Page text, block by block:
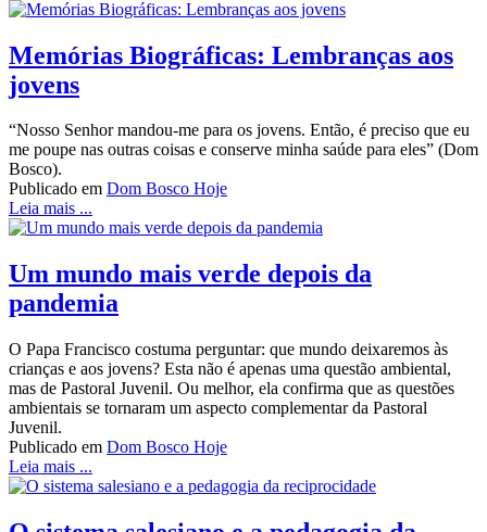
Memórias Biográficas: Lembranças aos
jovens
“Nosso Senhor mandou-me para os jovens. Então, é preciso que eu
me poupe nas outras coisas e conserve minha saúde para eles” (Dom
Bosco).
Publicado em Dom Bosco Hoje
Leia mais ...
Um mundo mais verde depois da
pandemia
O Papa Francisco costuma perguntar: que mundo deixaremos às
crianças e aos jovens? Esta não é apenas uma questão ambiental,
mas de Pastoral Juvenil. Ou melhor, ela confirma que as questões
ambientais se tornaram um aspecto complementar da Pastoral
Juvenil.
Publicado em Dom Bosco Hoje
Leia mais ...